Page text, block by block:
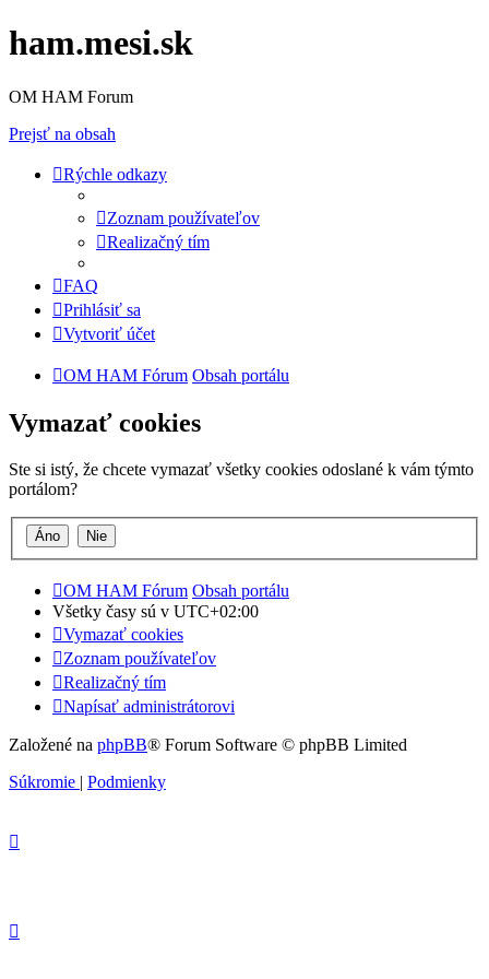
ham.mesi.sk
OM HAM Forum
Prejsť na obsah
Rýchle odkazy
Zoznam používateľov
Realizačný tím
FAQ
Prihlásiť sa
Vytvoriť účet
OM HAM Fórum Obsah portálu
Vymazať cookies
Ste si istý, že chcete vymazať všetky cookies odoslané k vám týmto
portálom?
OM HAM Fórum Obsah portálu
Všetky časy sú v UTC+02:00
Vymazať cookies
Zoznam používateľov
Realizačný tím
Napísať administrátorovi
Založené na phpBB® Forum Software © phpBB Limited
Súkromie | Podmienky